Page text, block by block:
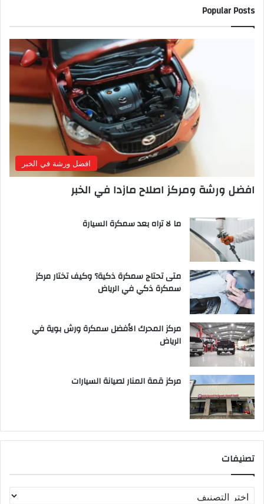
Popular Posts
افضل ورشة في الخبر
افضل ورشة ومركز اصلاح مازدا في الخبر
ما لا تراه بعد سمكرة السيارة
متى تحتاج سمكرة ذكية؟ وكيف تختار مركز
سمكرة ذكي في الرياض
مركز المحرك الأفضل سمكرة ورش بوية في
الرياض
مركز قمة المنار لصيانة السيارات
تصنيفات